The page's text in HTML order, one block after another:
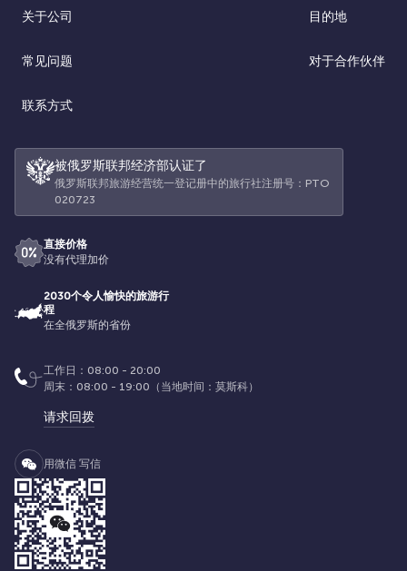
关于公司 目的地
常见问题 对于合作伙伴
联系方式
被俄罗斯联邦经济部认证了
俄罗斯联邦旅游经营统一登记册中的旅行社注册号：РТО
020723
直接价格
没有代理加价
2030个令人愉快的旅游行
程
在全俄罗斯的省份
工作日：08:00 - 20:00
周末：08:00 - 19:00（当地时间：莫斯科）
请求回拨
用微信 写信